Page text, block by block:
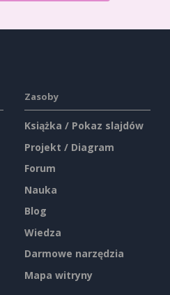
Zasoby
Książka / Pokaz slajdów
Projekt / Diagram
Forum
Nauka
Blog
Wiedza
Darmowe narzędzia
Mapa witryny